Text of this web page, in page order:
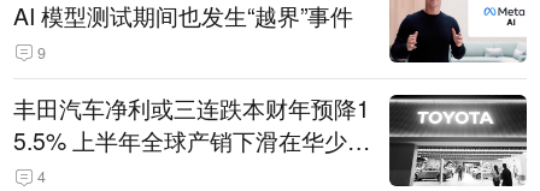
AI 模型测试期间也发生“越界”事件
9
丰田汽车净利或三连跌本财年预降1
5.5% 上半年全球产销下滑在华少卖
14.3万辆
4